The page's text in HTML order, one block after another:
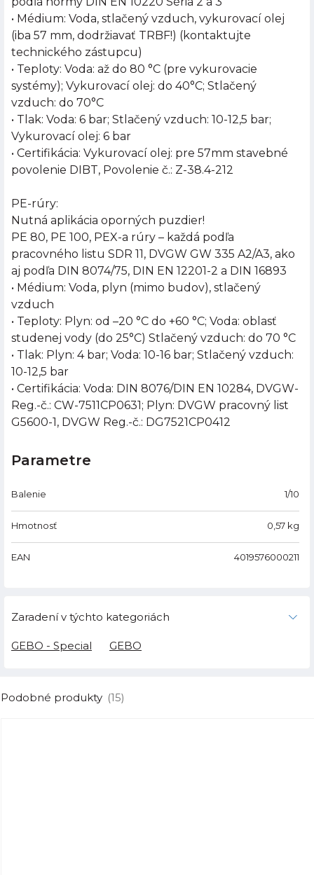
• Médium: Voda, stlačený vzduch, vykurovací olej
(iba 57 mm, dodržiavať TRBF!) (kontaktujte
technického zástupcu)
• Teploty: Voda: až do 80 °C (pre vykurovacie
systémy); Vykurovací olej: do 40°C; Stlačený
vzduch: do 70°C
• Tlak: Voda: 6 bar; Stlačený vzduch: 10-12,5 bar;
Vykurovací olej: 6 bar
• Certifikácia: Vykurovací olej: pre 57mm stavebné
povolenie DIBT, Povolenie č.: Z-38.4-212
PE-rúry:
Nutná aplikácia oporných puzdier!
PE 80, PE 100, PEX-a rúry – každá podľa
pracovného listu SDR 11, DVGW GW 335 A2/A3, ako
aj podľa DIN 8074/75, DIN EN 12201-2 a DIN 16893
• Médium: Voda, plyn (mimo budov), stlačený
vzduch
• Teploty: Plyn: od –20 °C do +60 °C; Voda: oblasť
studenej vody (do 25°C) Stlačený vzduch: do 70 °C
• Tlak: Plyn: 4 bar; Voda: 10-16 bar; Stlačený vzduch:
10-12,5 bar
• Certifikácia: Voda: DIN 8076/DIN EN 10284, DVGW-
Reg.-č.: CW-7511CP0631; Plyn: DVGW pracovný list
G5600-1, DVGW Reg.-č.: DG7521CP0412
Parametre
Balenie 1/10
Hmotnosť 0,57 kg
EAN 4019576000211
Zaradení v týchto kategoriách
GEBO - Special GEBO
Podobné produkty (15)